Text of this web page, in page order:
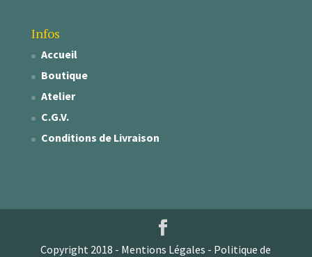
Infos
Accueil
Boutique
Atelier
C.G.V.
Conditions de Livraison
Copyright 2018 - Mentions Légales - Politique de